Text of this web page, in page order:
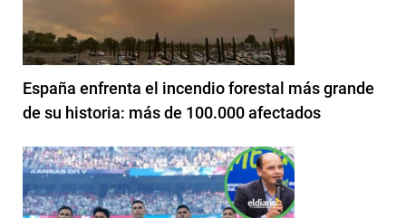
España enfrenta el incendio forestal más grande
de su historia: más de 100.000 afectados